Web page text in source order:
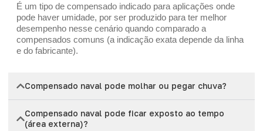
É um tipo de compensado indicado para aplicações onde
pode haver umidade, por ser produzido para ter melhor
desempenho nesse cenário quando comparado a
compensados comuns (a indicação exata depende da linha
e do fabricante).
Compensado naval pode molhar ou pegar chuva?
Compensado naval pode ficar exposto ao tempo
(área externa)?